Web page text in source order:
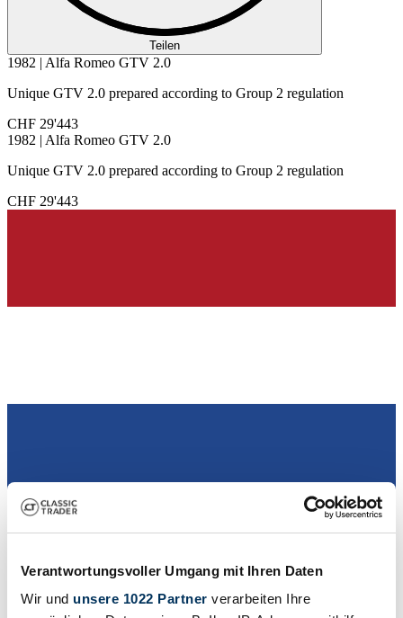
Verantwortungsvoller Umgang mit Ihren Daten
Wir und unsere 1022 Partner verarbeiten Ihre
Teilen
1982 | Alfa Romeo GTV 2.0
Unique GTV 2.0 prepared according to Group 2 regulation
CHF 29'443
1982 | Alfa Romeo GTV 2.0
Unique GTV 2.0 prepared according to Group 2 regulation
CHF 29'443
Händler